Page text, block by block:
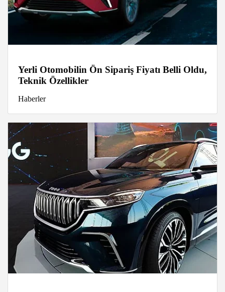
Yerli Otomobilin Ön Sipariş Fiyatı Belli Oldu,
Teknik Özellikler
Haberler